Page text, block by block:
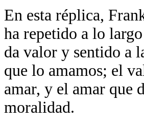
En esta réplica,
ha repetido a lo
da valor y sentido a
que lo amamos; el
amar, y el amar que
moralidad.